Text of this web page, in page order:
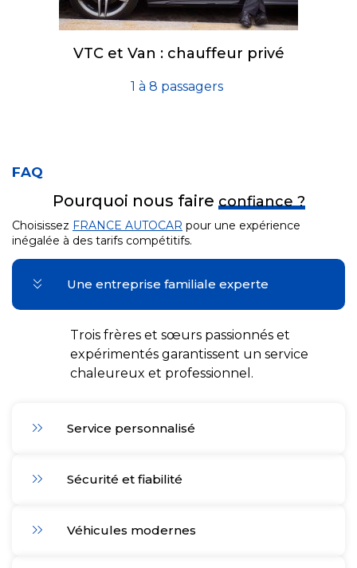
VTC et Van : chauffeur privé
1 à 8 passagers
FAQ
Pourquoi nous faire confiance ?
Choisissez FRANCE AUTOCAR pour une expérience
inégalée à des tarifs compétitifs.
Une entreprise familiale experte
Trois frères et sœurs passionnés et
expérimentés garantissent un service
chaleureux et professionnel.
Service personnalisé
Sécurité et fiabilité
Véhicules modernes